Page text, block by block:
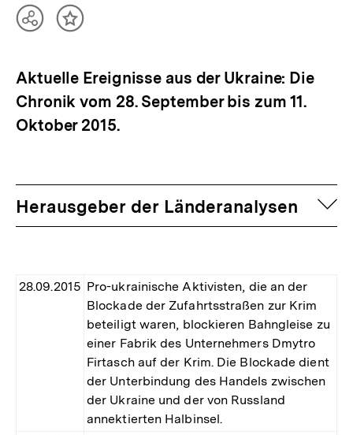
TeilenInhalt
Aktuelle Ereignisse aus der Ukraine: Die
Chronik vom 28. September bis zum 11.
Oktober 2015.
Herausgeber der Länderanalysen
28.09.2015 Pro-ukrainische Aktivisten, die an der
Blockade der Zufahrtsstraßen zur Krim
beteiligt waren, blockieren Bahngleise zu
einer Fabrik des Unternehmers Dmytro
Firtasch auf der Krim. Die Blockade dient
der Unterbindung des Handels zwischen
der Ukraine und der von Russland
annektierten Halbinsel.